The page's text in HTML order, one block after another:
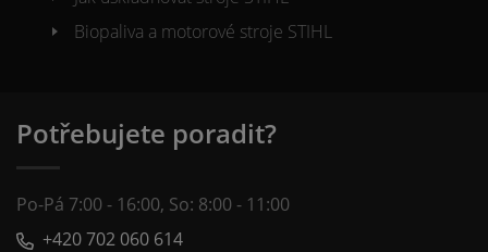
Biopaliva a motorové stroje STIHL
Potřebujete poradit?
Po-Pá 7:00 - 16:00, So: 8:00 - 11:00
+420 702 060 614